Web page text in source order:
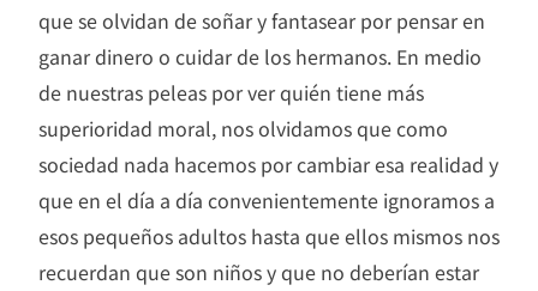
que se olvidan de soñar y fantasear por pensar en
ganar dinero o cuidar de los hermanos. En medio
de nuestras peleas por ver quién tiene más
superioridad moral, nos olvidamos que como
sociedad nada hacemos por cambiar esa realidad y
que en el día a día convenientemente ignoramos a
esos pequeños adultos hasta que ellos mismos nos
recuerdan que son niños y que no deberían estar